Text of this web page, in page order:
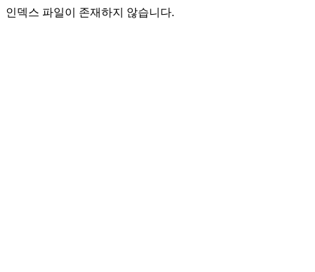
인덱스 파일이 존재하지 않습니다.